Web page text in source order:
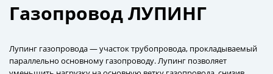
Газопровод ЛУПИНГ
Лупинг газопровода — участок трубопровода, прокладываемый
параллельно основному газопроводу. Лупинг позволяет